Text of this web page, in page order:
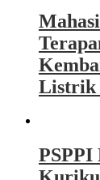
Listrik